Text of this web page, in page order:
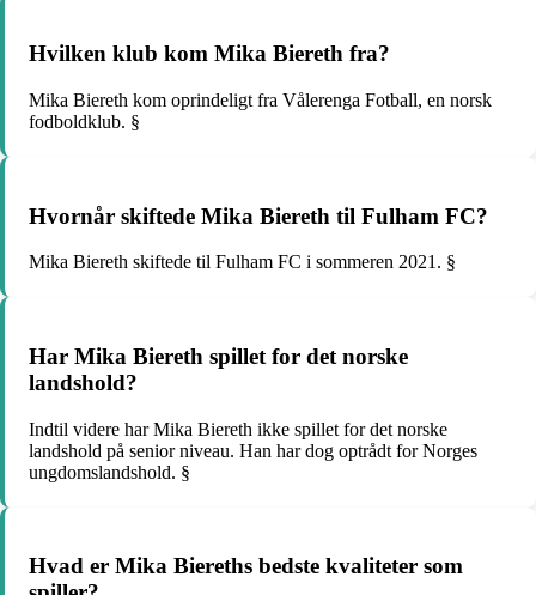
Hvilken klub kom Mika Biereth fra?
Mika Biereth kom oprindeligt fra Vålerenga Fotball, en norsk
fodboldklub. §
Hvornår skiftede Mika Biereth til Fulham FC?
Mika Biereth skiftede til Fulham FC i sommeren 2021. §
Har Mika Biereth spillet for det norske
landshold?
Indtil videre har Mika Biereth ikke spillet for det norske
landshold på senior niveau. Han har dog optrådt for Norges
ungdomslandshold. §
Hvad er Mika Biereths bedste kvaliteter som